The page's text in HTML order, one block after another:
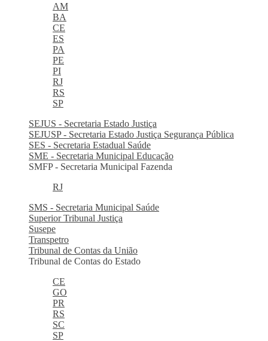
AM
BA
CE
ES
PA
PE
PI
RJ
RS
SP
SEJUS - Secretaria Estado Justiça
SEJUSP - Secretaria Estado Justiça Segurança Pública
SES - Secretaria Estadual Saúde
SME - Secretaria Municipal Educação
SMFP - Secretaria Municipal Fazenda
RJ
SMS - Secretaria Municipal Saúde
Superior Tribunal Justiça
Susepe
Transpetro
Tribunal de Contas da União
Tribunal de Contas do Estado
CE
GO
PR
RS
SC
SP